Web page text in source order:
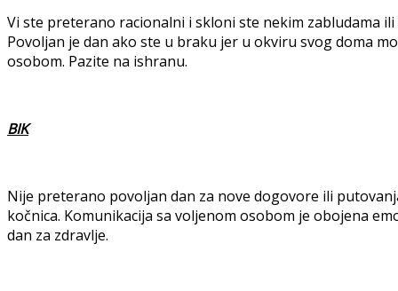
Vi ste preterano racionalni i skloni ste nekim zabludama
Povoljan je dan ako ste u braku jer u okviru svog doma
osobom. Pazite na ishranu.
BIK
Nije preterano povoljan dan za nove dogovore ili
kočnica. Komunikacija sa voljenom osobom je obojena
dan za zdravlje.